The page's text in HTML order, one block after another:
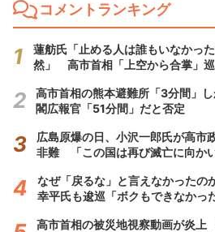
コメントランキング
蓮舫氏「止める人は誰もいなかっ
然」 高市首相「上空から合掌」
高市首相の熊本避難所「3分間」
閣広報官「51分間」だと否定
広島原爆の日、小沢一郎氏が高市
非難 「この国は再び滅亡に向か
なぜ「戻るな」と言えなかった
幸平氏も逡巡「ボクもできなかっ
高市首相の被災地視察動画が炎